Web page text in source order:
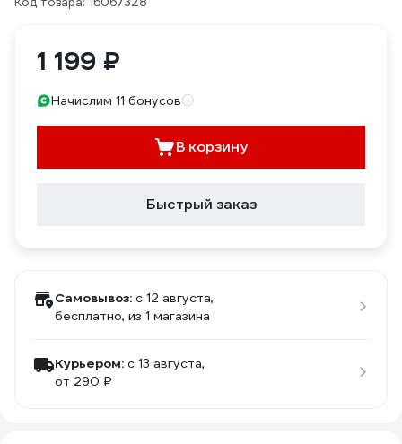
1 199 ₽
Начислим 11 бонусов
В корзину
Быстрый заказ
Самовывоз: c 12 августа,
бесплатно, из 1 магазина
Курьером: c 13 августа,
от 290 ₽